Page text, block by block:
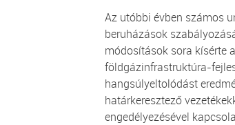
Az utóbbi évben számos
beruházások
módosítások sora kísérte
földgázinfrastruktúra-
hangsúlyeltolódást
határkeresztező
engedélyezésével